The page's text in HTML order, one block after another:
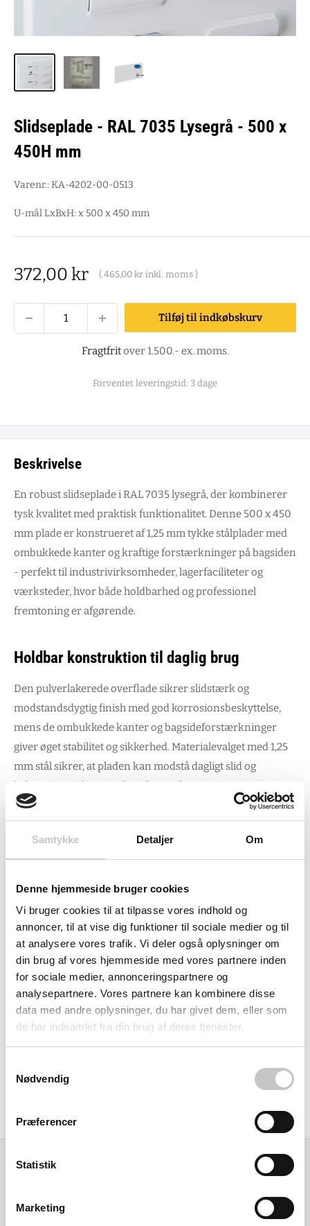
Samtykke Detaljer Om
Denne hjemmeside bruger cookies
Vi bruger cookies til at tilpasse vores indhold og
annoncer, til at vise dig funktioner til sociale medier og til
at analysere vores trafik. Vi deler også oplysninger om
din brug af vores hjemmeside med vores partnere inden
for sociale medier, annonceringspartnere og
analysepartnere. Vores partnere kan kombinere disse
data med andre oplysninger, du har givet dem, eller som
de har indsamlet fra din brug af deres tjenester.
Nødvendig
Præferencer
Statistik
Marketing
Slidseplade - RAL 7035 Lysegrå - 500 x
450H mm
Varenr.: KA-4202-00-0513
U-mål LxBxH: x 500 x 450 mm
Salgspris
372,00 kr ( 465,00 kr inkl. moms )
Tilføj til indkøbskurv
Fragtfritover 1.500.- ex. moms.
Forventet leveringstid: 3 dage
Beskrivelse
En robust slidseplade i RAL 7035 lysegrå, der kombinerer
tysk kvalitet med praktisk funktionalitet. Denne 500 x 450
mm plade er konstrueret af 1,25 mm tykke stålplader med
ombukkede kanter og kraftige forstærkninger på bagsiden
- perfekt til industrivirksomheder, lagerfaciliteter og
værksteder, hvor både holdbarhed og professionel
fremtoning er afgørende.
Holdbar konstruktion til daglig brug
Den pulverlakerede overflade sikrer slidstærk og
modstandsdygtig finish med god korrosionsbeskyttelse,
mens de ombukkede kanter og bagsideforstærkninger
giver øget stabilitet og sikkerhed. Materialevalget med 1,25
mm stål sikrer, at pladen kan modstå dagligt slid og
funktionalitet eller udseende.
Slidsepladen overholder almindelige standardmål for
bredformat hulplader, hvilket gør den kompatibel med
monteringssystemer og værktøjsholdere. Det
modulopbyggede design med præcise dimensioner gør det
nemt at integrere pladen i eksisterende systemer eller som
bæreelement i nye lager- og transportløsninger.
skaber en professionel, rolig arbejdsatmosfære - uanset
distributionscentre.